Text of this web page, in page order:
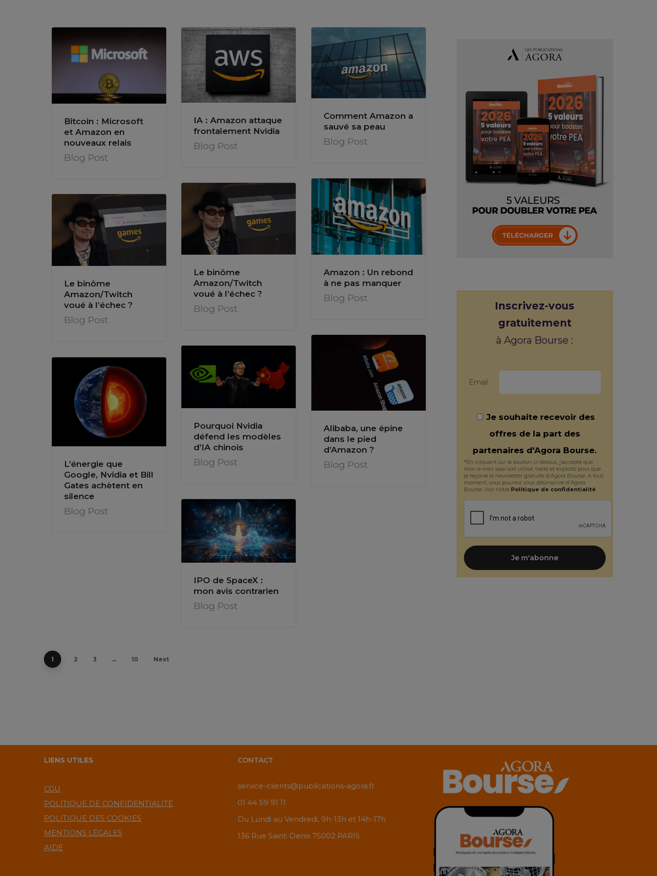
Bitcoin : Microsoft
et Amazon en
nouveaux relais
Blog Post
IA : Amazon attaque
frontalement Nvidia
Blog Post
Comment Amazon a
sauvé sa peau
Blog Post
Amazon : Un rebond
à ne pas manquer
Blog Post
Le binôme
Amazon/Twitch
voué à l’échec ?
Blog Post
Le binôme
Amazon/Twitch
voué à l’échec ?
Blog Post
Alibaba, une épine
dans le pied
d’Amazon ?
Blog Post
Pourquoi Nvidia
défend les modèles
d’IA chinois
Blog Post
L’énergie que
Google, Nvidia et Bill
Gates achètent en
silence
Blog Post
IPO de SpaceX :
mon avis contrarien
Blog Post
1 2 3 … 10 Next
Inscrivez-vous
gratuitement
à Agora Bourse :
Email:
Je souhaite recevoir des
offres de la part des
partenaires d'Agora Bourse.
*En cliquant sur le bouton ci-dessus, j’accepte que
mon e-mail saisi soit utilisé, traité et exploité pour que
je reçoive la newsletter gratuite d'Agora Bourse. A tout
moment, vous pourrez vous désinscrire d'Agora
Bourse. Voir notre Politique de confidentialité.
LIENS UTILES
CGU
POLITIQUE DE CONFIDENTIALITÉ
POLITIQUE DES COOKIES
MENTIONS LÉGALES
AIDE
CONTACT
service-clients@publications-agora.fr
01 44 59 91 11
Du Lundi au Vendredi, 9h-13h et 14h-17h
136 Rue Saint-Denis 75002 PARIS